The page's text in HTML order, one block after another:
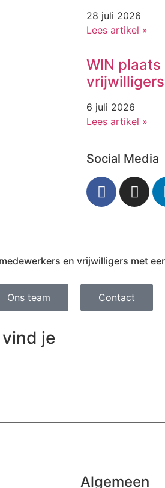
28 juli 2026
Lees artikel »
WIN
6 juli 2026
Lees artikel »
Social Media
en vrijwilligers met
Ons team Contact
je
Algemeen